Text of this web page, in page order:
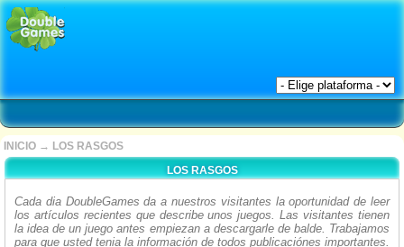
INICIO → LOS RASGOS
LOS RASGOS
Cada dia DoubleGames da a nuestros visitantes la oportunidad de leer
los artículos recientes que describe unos juegos. Las visitantes tienen
la idea de un juego antes empiezan a descargarle de balde. Trabajamos
para que usted tenia la información de todos publicaciónes importantes.